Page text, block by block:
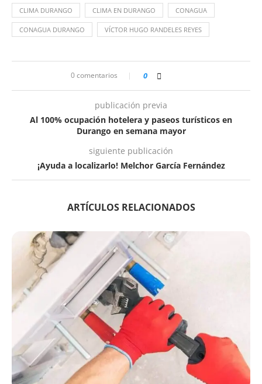
CLIMA DURANGO CLIMA EN DURANGO CONAGUA
CONAGUA DURANGO VÍCTOR HUGO RANDELES REYES
0 comentarios 0
publicación previa
Al 100% ocupación hotelera y paseos turísticos en
Durango en semana mayor
siguiente publicación
¡Ayuda a localizarlo! Melchor García Fernández
ARTÍCULOS RELACIONADOS